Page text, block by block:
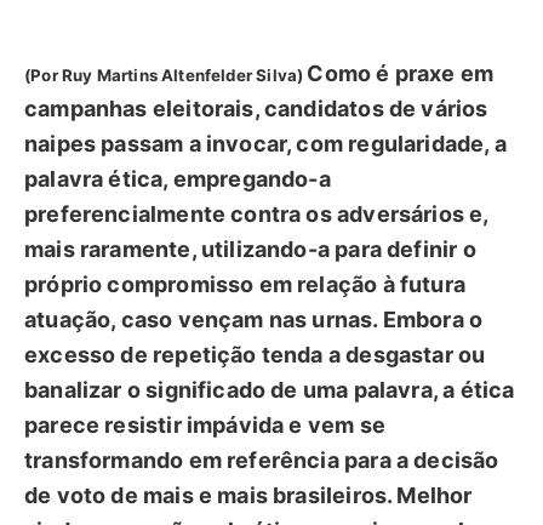
(Por Ruy Martins Altenfelder Silva) Como é praxe em
campanhas eleitorais, candidatos de vários
naipes passam a invocar, com regularidade, a
palavra ética, empregando-a
preferencialmente contra os adversários e,
mais raramente, utilizando-a para definir o
próprio compromisso em relação à futura
atuação, caso vençam nas urnas. Embora o
excesso de repetição tenda a desgastar ou
banalizar o significado de uma palavra, a ética
parece resistir impávida e vem se
transformando em referência para a decisão
de voto de mais e mais brasileiros. Melhor